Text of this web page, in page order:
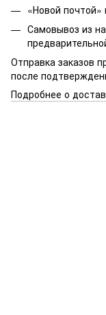
«Новой
Самовывоз из
Отправка заказов
после
Подробнее о